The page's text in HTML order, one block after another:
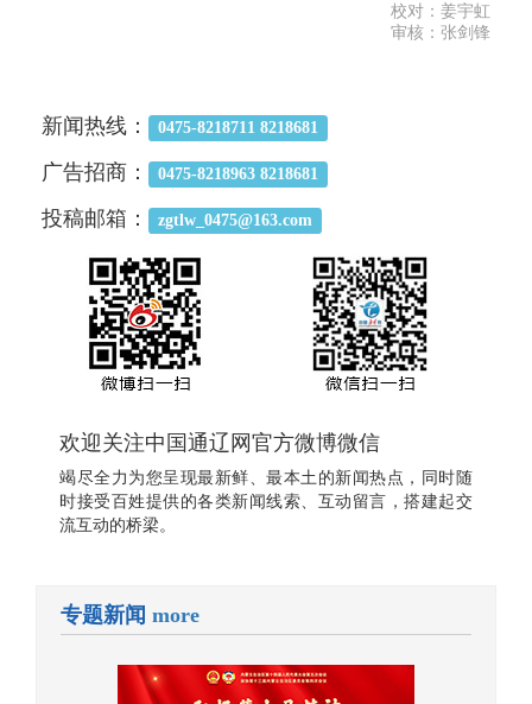
校对：姜宇虹
审核：张剑锋
新闻热线： 0475-8218711 8218681
广告招商： 0475-8218963 8218681
投稿邮箱： zgtlw_0475@163.com
欢迎关注中国通辽网官方微博微信
竭尽全力为您呈现最新鲜、最本土的新闻热点，同时随
时接受百姓提供的各类新闻线索、互动留言，搭建起交
流互动的桥梁。
专题新闻 more